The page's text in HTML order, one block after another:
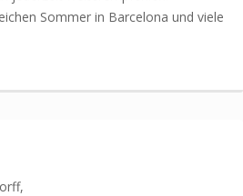
Sommer in Barcelona und viele